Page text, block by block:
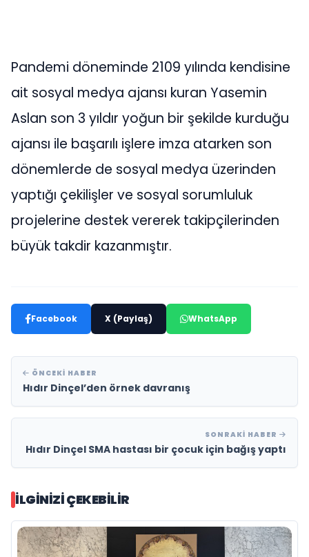
Pandemi döneminde 2109 yılında kendisine
ait sosyal medya ajansı kuran Yasemin
Aslan son 3 yıldır yoğun bir şekilde kurduğu
ajansı ile başarılı işlere imza atarken son
dönemlerde de sosyal medya üzerinden
yaptığı çekilişler ve sosyal sorumluluk
projelerine destek vererek takipçilerinden
büyük takdir kazanmıştır.
Facebook X (Paylaş) WhatsApp
ÖNCEKI HABER
Hıdır Dinçel’den örnek davranış
SONRAKI HABER
Hıdır Dinçel SMA hastası bir çocuk için bağış yaptı
İLGINIZI ÇEKEBILIR